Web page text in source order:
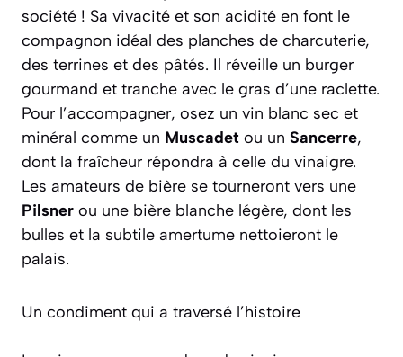
société ! Sa vivacité et son acidité en font le
compagnon idéal des planches de charcuterie,
des terrines et des pâtés. Il réveille un burger
gourmand et tranche avec le gras d’une raclette.
Pour l’accompagner, osez un vin blanc sec et
minéral comme un Muscadet ou un Sancerre,
dont la fraîcheur répondra à celle du vinaigre.
Les amateurs de bière se tourneront vers une
Pilsner ou une bière blanche légère, dont les
bulles et la subtile amertume nettoieront le
palais.
Un condiment qui a traversé l’histoire